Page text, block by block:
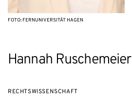
Hannah Ruschemeier
RECHTSWISSENSCHAFT
FOTO: FERNUNIVERSITÄT HAGEN